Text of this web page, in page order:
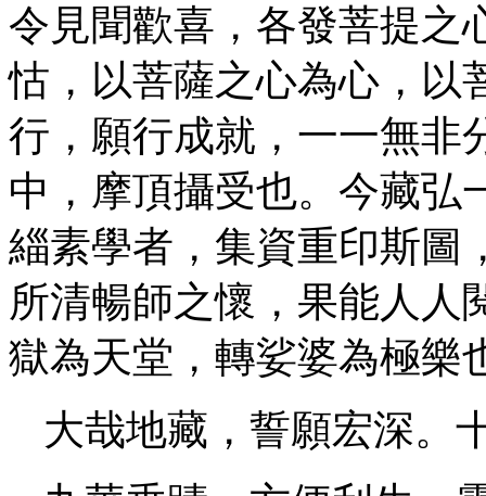
令見聞歡喜，各發菩提之
怙，以菩薩之心為心，以
行，願行成就，一一無非
中，摩頂攝受也。今藏弘
緇素學者，集資重印斯圖
所清暢師之懷，果能人人
獄為天堂，轉娑婆為極樂
大哉地藏，誓願宏深。